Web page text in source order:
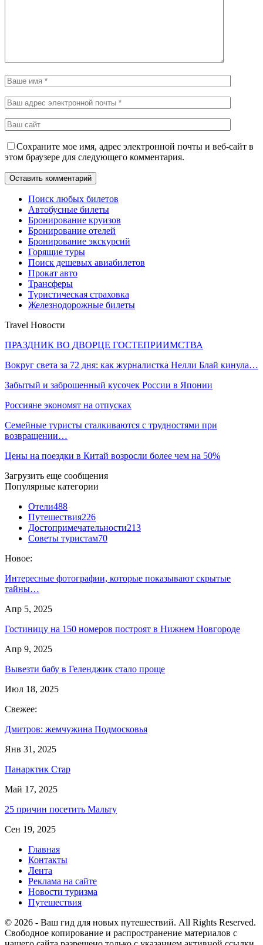
Сохраните мое имя, адрес электронной почты и веб-сайт в
этом браузере для следующего комментария.
Поиск любых билетов
Автобусные билеты
Бронирование круизов
Бронирование отелей
Бронирование экскурсий
Горящие туры
Поиск дешевых авиабилетов
Прокат авто
Трансферы
Туристическая страховка
Железнодорожные билеты
Travel Новости
ПРАЗДНИК ВО ДВОРЦЕ ГОСТЕПРИИМСТВА
Вокруг света за 72 дня: как журналистка Нелли Блай кинула…
Забытый и заброшенный кусочек России в Японии
Россияне экономят на отпусках
Семейные туристы сталкиваются с трудностями при
возвращении…
Цены на поездки в Китай возросли более чем на 50%
Загрузить еще сообщения
Популярные категории
Отели488
Путешествия226
Достопримечательности213
Советы туристам70
Новое:
Интересные фотографии, которые показывают скрытые
тайны…
Апр 5, 2025
Гостиницу на 150 номеров построят в Нижнем Новгороде
Апр 9, 2025
Вывезти бабу в Геленджик стало проще
Июл 18, 2025
Свежее:
Дмитров: жемчужина Подмосковья
Янв 31, 2025
Панарктик Стар
Май 17, 2025
25 причин посетить Мальту
Сен 19, 2025
Главная
Контакты
Лента
Реклама на сайте
Новости туризма
Путешествия
© 2026 - Ваш гид для новых путешествий. All Rights Reserved.
Свободное копирование и распространение материалов с